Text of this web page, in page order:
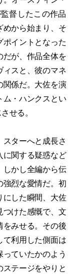
督したこの作品
めから始まり、そ
イントとなった
だが、作品全体を
ィスと、彼のマネ
関係だ。大佐を演
ム・ハンクスとい
せる。
ターへと成長さ
に関する疑惑など
しかし全編から伝
強烈な愛情だ。初
にした瞬間、大佐
つけた感慨で、文
をみせる。その後
て利用した側面は
ていたかのよう
テージをやりと